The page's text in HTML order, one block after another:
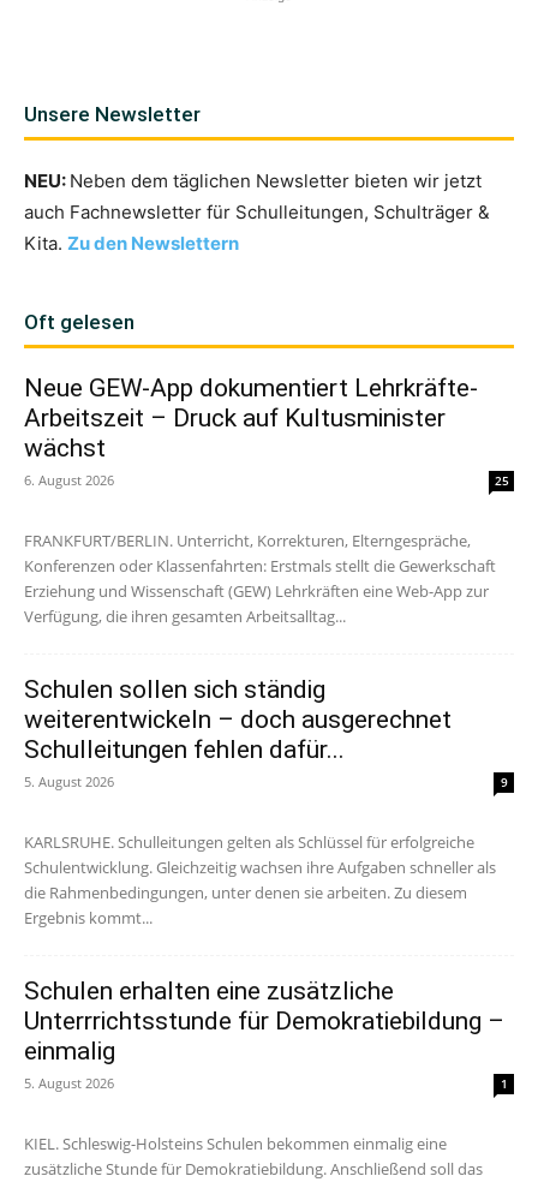
Unsere Newsletter
NEU: Neben dem täglichen Newsletter bieten wir jetzt
auch Fachnewsletter für Schulleitungen, Schulträger &
Kita. Zu den Newslettern
Oft gelesen
Neue GEW-App dokumentiert Lehrkräfte-
Arbeitszeit – Druck auf Kultusminister
wächst
6. August 2026 25
FRANKFURT/BERLIN. Unterricht, Korrekturen, Elterngespräche,
Konferenzen oder Klassenfahrten: Erstmals stellt die Gewerkschaft
Erziehung und Wissenschaft (GEW) Lehrkräften eine Web-App zur
Verfügung, die ihren gesamten Arbeitsalltag...
Schulen sollen sich ständig
weiterentwickeln – doch ausgerechnet
Schulleitungen fehlen dafür...
5. August 2026 9
KARLSRUHE. Schulleitungen gelten als Schlüssel für erfolgreiche
Schulentwicklung. Gleichzeitig wachsen ihre Aufgaben schneller als
die Rahmenbedingungen, unter denen sie arbeiten. Zu diesem
Ergebnis kommt...
Schulen erhalten eine zusätzliche
Unterrrichtsstunde für Demokratiebildung –
einmalig
5. August 2026 1
KIEL. Schleswig-Holsteins Schulen bekommen einmalig eine
zusätzliche Stunde für Demokratiebildung. Anschließend soll das